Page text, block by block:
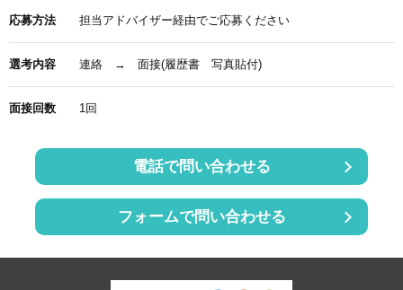
応募方法 担当アドバイザー経由でご応募ください
選考内容 連絡 → 面接(履歴書 写真貼付)
面接回数 1回
電話で問い合わせる
フォームで問い合わせる